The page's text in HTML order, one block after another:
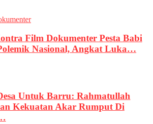
Film Dokumenter Pesta Babi
Nasional, Angkat Luka…
Untuk Barru: Rahmatullah
Kekuatan Akar Rumput Di